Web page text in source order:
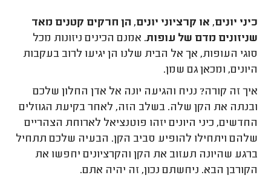
כיני יונים, או קרציוני יונים, הן חרקים קטנים מאד
שניזונים מדם של עופות. אמנם הכינים ניזונות מכל
סוגי העופות, אך אל הבית שלנו הן יגיעו לרוב בעקבות
היונים, ומכאן גם שמן.
איך זה קורה? נניח והגיעה יונה אל אדן החלון שלכם
ובנתה את הקן שלה. בשלב הזה, לאחר בקיעת הגוזלים
החדשים, כיני היונים יזהו פוטנציאל לארוחת הצהריים
שלהם ויתחילו להופיע סביב הקן. הבעיה שלכם תתחיל
ברגע שהיונה תעזוב את הקן והקרציונים יחפשו את
הקורבן הבא. ניחשתם נכון, זה יהיה אתם.